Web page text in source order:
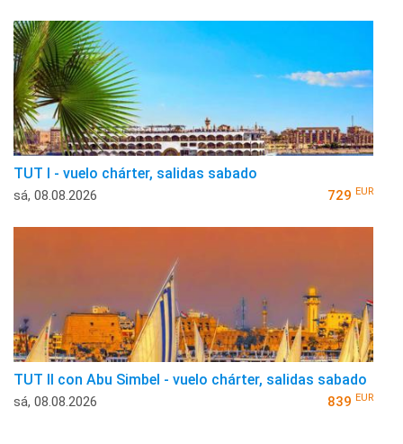
TUT I - vuelo chárter, salidas sabado
sá, 08.08.2026 729 EUR
TUT II con Abu Simbel - vuelo chárter, salidas sabado
sá, 08.08.2026 839 EUR